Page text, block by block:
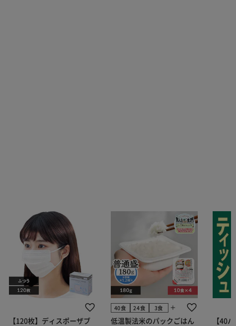
【120枚】ディスポーザブ
40食 24食 3食 add
低温製法米のパックごはん
【40